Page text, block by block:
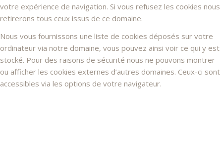
votre expérience de navigation. Si vous refusez les cookies nous
retirerons tous ceux issus de ce domaine.
Nous vous fournissons une liste de cookies déposés sur votre
ordinateur via notre domaine, vous pouvez ainsi voir ce qui y est
stocké. Pour des raisons de sécurité nous ne pouvons montrer
ou afficher les cookies externes d’autres domaines. Ceux-ci sont
accessibles via les options de votre navigateur.